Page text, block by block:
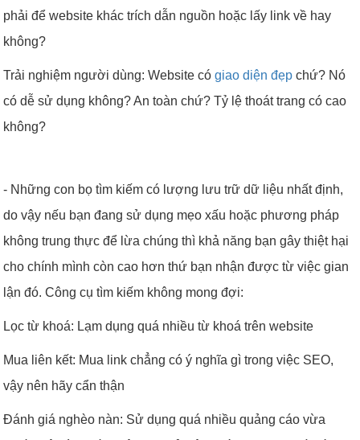
phải để website khác trích dẫn nguồn hoặc lấy link về hay
không?
Trải nghiệm người dùng: Website cógiao diện đẹp chứ? Nó
có dễ sử dụng không? An toàn chứ? Tỷ lệ thoát trang có cao
không?
- Những con bọ tìm kiếm có lượng lưu trữ dữ liệu nhất định,
do vậy nếu bạn đang sử dụng mẹo xấu hoặc phương pháp
không trung thực để lừa chúng thì khả năng bạn gây thiệt hại
cho chính mình còn cao hơn thứ bạn nhận được từ việc gian
lận đó. Công cụ tìm kiếm không mong đợi:
Lọc từ khoá: Lạm dụng quá nhiều từ khoá trên website
Mua liên kết: Mua link chẳng có ý nghĩa gì trong việc SEO,
vậy nên hãy cẩn thận
Đánh giá nghèo nàn: Sử dụng quá nhiều quảng cáo vừa